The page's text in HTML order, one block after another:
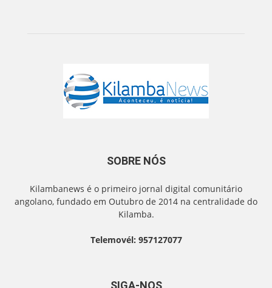
SOBRE NÓS
Kilambanews é o primeiro jornal digital comunitário
angolano, fundado em Outubro de 2014 na centralidade do
Kilamba.
Telemovél: 957127077
SIGA-NOS